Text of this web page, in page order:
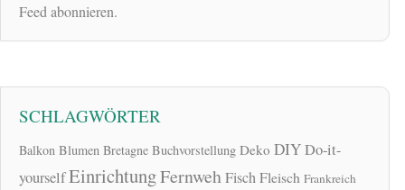
Feed abonnieren.
SCHLAGWÖRTER
Balkon Blumen Bretagne Buchvorstellung Deko DIYDo-it-
yourselfEinrichtungFernwehFischFleisch Frankreich